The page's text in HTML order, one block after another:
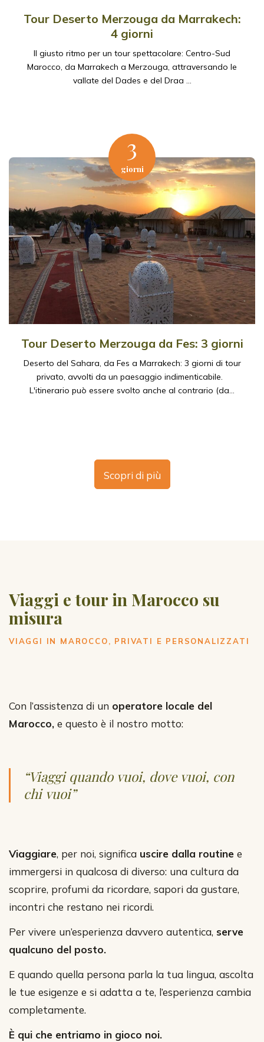
Tour Deserto Merzouga da Marrakech:
4 giorni
Il giusto ritmo per un tour spettacolare: Centro-Sud
Marocco, da Marrakech a Merzouga, attraversando le
vallate del Dades e del Draa …
3
giorni
Tour Deserto Merzouga da Fes: 3 giorni
Deserto del Sahara, da Fes a Marrakech: 3 giorni di tour
privato, avvolti da un paesaggio indimenticabile.
L'itinerario può essere svolto anche al contrario (da…
Scopri di più
Viaggi e tour in Marocco su
misura
VIAGGI IN MAROCCO, PRIVATI E PERSONALIZZATI
Con l’assistenza di un operatore locale del
Marocco, e questo è il nostro motto:
“Viaggi quando vuoi, dove vuoi, con
chi vuoi”
Viaggiare, per noi, significa uscire dalla routine e
immergersi in qualcosa di diverso: una cultura da
scoprire, profumi da ricordare, sapori da gustare,
incontri che restano nei ricordi.
Per vivere un’esperienza davvero autentica, serve
qualcuno del posto.
E quando quella persona parla la tua lingua, ascolta
le tue esigenze e si adatta a te, l’esperienza cambia
completamente.
È qui che entriamo in gioco noi.